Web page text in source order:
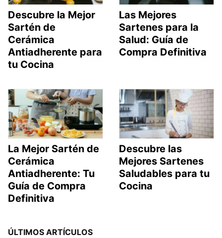
Descubre la Mejor
Sartén de
Cerámica
Antiadherente para
tu Cocina
Las Mejores
Sartenes para la
Salud: Guía de
Compra Definitiva
La Mejor Sartén de
Cerámica
Antiadherente: Tu
Guía de Compra
Definitiva
Descubre las
Mejores Sartenes
Saludables para tu
Cocina
ÚLTIMOS ARTÍCULOS